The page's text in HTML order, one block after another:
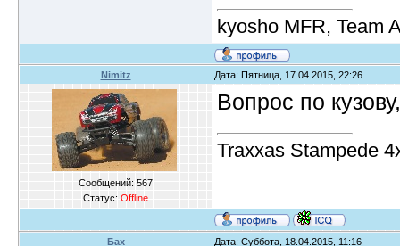
kyosho MFR, Team
Nimitz Дата: Пятница, 17.04.2015, 22:26
Сообщений: 567
Статус: Offline
Вопрос по
Traxxas Stampede
Бах Дата: Суббота, 18.04.2015, 11:16